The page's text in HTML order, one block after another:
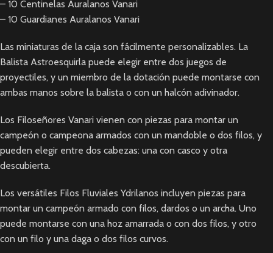
– 10 Centinelas Auralanos Vanari
– 10 Guardianes Auralanos Vanari
Las miniaturas de la caja son fácilmente personalizables. La
Balista Astroesquirla puede elegir entre dos juegos de
proyectiles, y un miembro de la dotación puede montarse con
ambas manos sobre la balista o con un halcón adivinador.
Los Filoseñores Vanari vienen con piezas para montar un
campeón o campeona armados con un mandoble o dos filos, y
pueden elegir entre dos cabezas: una con casco y otra
descubierta.
Los versátiles Filos Fluviales Ydrilanos incluyen piezas para
montar un campeón armado con filos, dardos o un archa. Uno
puede montarse con una hoz amarrada o con dos filos, y otro
con un filo y una daga o dos filos curvos.